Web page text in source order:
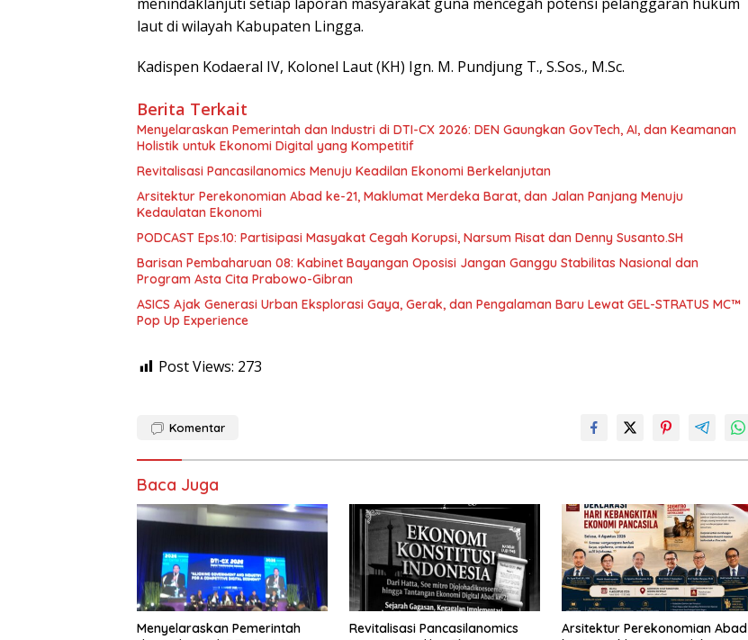
laut di wilayah Kabupaten Lingga.
Kadispen Kodaeral IV, Kolonel Laut (KH) Ign. M. Pundjung T., S.Sos., M.Sc.
Berita Terkait
Menyelaraskan Pemerintah dan Industri di DTI-CX 2026: DEN Gaungkan GovTech, AI, dan Keamanan
Holistik untuk Ekonomi Digital yang Kompetitif
Revitalisasi Pancasilanomics Menuju Keadilan Ekonomi Berkelanjutan
Arsitektur Perekonomian Abad ke-21, Maklumat Merdeka Barat, dan Jalan Panjang Menuju
Kedaulatan Ekonomi
PODCAST Eps.10: Partisipasi Masyakat Cegah Korupsi, Narsum Risat dan Denny Susanto.SH
Barisan Pembaharuan 08: Kabinet Bayangan Oposisi Jangan Ganggu Stabilitas Nasional dan
Program Asta Cita Prabowo-Gibran
ASICS Ajak Generasi Urban Eksplorasi Gaya, Gerak, dan Pengalaman Baru Lewat GEL-STRATUS MC™
Pop Up Experience
Post Views: 273
Komentar
Baca Juga
Menyelaraskan Pemerintah
Revitalisasi Pancasilanomics
Arsitektur Perekonomian Abad